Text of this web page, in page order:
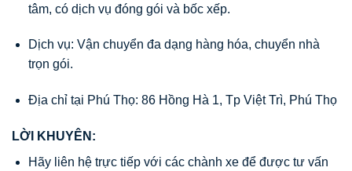
tâm, có dịch vụ đóng gói và bốc xếp.
Dịch vụ: Vận chuyển đa dạng hàng hóa, chuyển nhà
trọn gói.
Địa chỉ tại Phú Thọ: 86 Hồng Hà 1, Tp Việt Trì, Phú Thọ
LỜI KHUYÊN:
Hãy liên hệ trực tiếp với các chành xe để được tư vấn